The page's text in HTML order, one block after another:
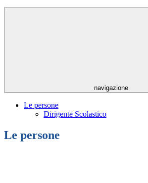
navigazione
Le persone
Dirigente Scolastico
Le persone